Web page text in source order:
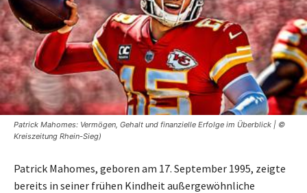
Patrick Mahomes: Vermögen, Gehalt und finanzielle Erfolge im Überblick | ©
Kreiszeitung Rhein-Sieg)
Patrick Mahomes, geboren am 17. September 1995, zeigte
bereits in seiner frühen Kindheit außergewöhnliche